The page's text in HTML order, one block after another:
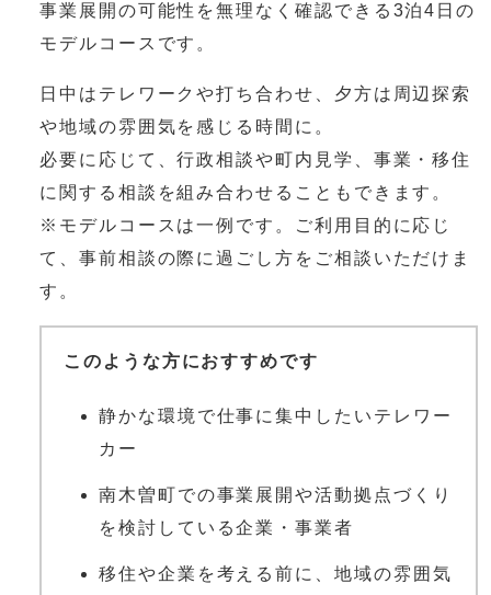
事業展開の可能性を無理なく確認できる3泊4日の
モデルコースです。
日中はテレワークや打ち合わせ、夕方は周辺探索
や地域の雰囲気を感じる時間に。
必要に応じて、行政相談や町内見学、事業・移住
に関する相談を組み合わせることもできます。
※モデルコースは一例です。ご利用目的に応じ
て、事前相談の際に過ごし方をご相談いただけま
す。
このような方におすすめです
静かな環境で仕事に集中したいテレワー
カー
南木曽町での事業展開や活動拠点づくり
を検討している企業・事業者
移住や企業を考える前に、地域の雰囲気